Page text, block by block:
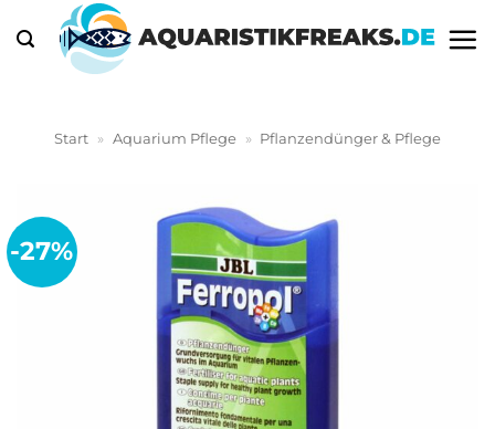
Inhalt
springen
Start » Aquarium Pflege » Pflanzendünger & Pflege
-27%